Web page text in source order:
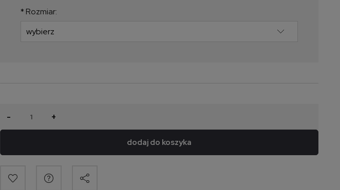
najniższa cena od momentu, kiedy
* Rozmiar:
- +
dodaj do koszyka